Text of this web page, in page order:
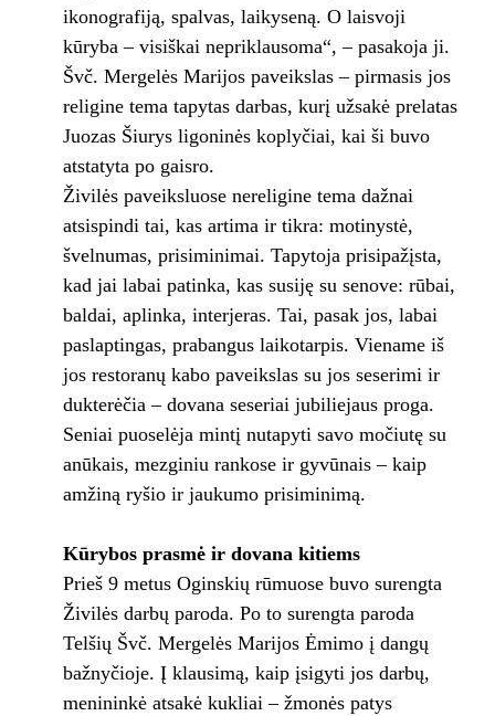
ikonografiją, spalvas, laikyseną. O laisvoji
kūryba – visiškai nepriklausoma“, – pasakoja ji.
Švč. Mergelės Marijos paveikslas – pirmasis jos
religine tema tapytas darbas, kurį užsakė prelatas
Juozas Šiurys ligoninės koplyčiai, kai ši buvo
atstatyta po gaisro.
Živilės paveiksluose nereligine tema dažnai
atsispindi tai, kas artima ir tikra: motinystė,
švelnumas, prisiminimai. Tapytoja prisipažįsta,
kad jai labai patinka, kas susiję su senove: rūbai,
baldai, aplinka, interjeras. Tai, pasak jos, labai
paslaptingas, prabangus laikotarpis. Viename iš
jos restoranų kabo paveikslas su jos seserimi ir
dukterėčia – dovana seseriai jubiliejaus proga.
Seniai puoselėja mintį nutapyti savo močiutę su
anūkais, mezginiu rankose ir gyvūnais – kaip
amžiną ryšio ir jaukumo prisiminimą.
Kūrybos prasmė ir dovana kitiems
Prieš 9 metus Oginskių rūmuose buvo surengta
Živilės darbų paroda. Po to surengta paroda
Telšių Švč. Mergelės Marijos Ėmimo į dangų
bažnyčioje. Į klausimą, kaip įsigyti jos darbų,
menininkė atsakė kukliai – žmonės patys